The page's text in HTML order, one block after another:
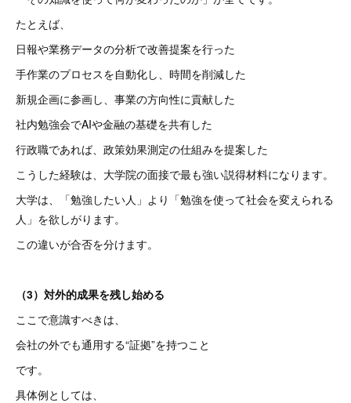
たとえば、
日報や業務データの分析で改善提案を行った
手作業のプロセスを自動化し、時間を削減した
新規企画に参画し、事業の方向性に貢献した
社内勉強会でAIや金融の基礎を共有した
行政職であれば、政策効果測定の仕組みを提案した
こうした経験は、大学院の面接で最も強い説得材料になります。
大学は、「勉強したい人」より「勉強を使って社会を変えられる
人」を欲しがります。
この違いが合否を分けます。
（3）対外的成果を残し始める
ここで意識すべきは、
会社の外でも通用する“証拠”を持つこと
です。
具体例としては、